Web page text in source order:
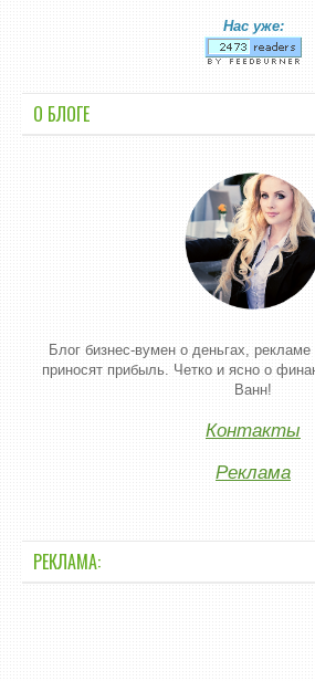
Нас уже:
О БЛОГЕ
Блог бизнес-вумен о деньгах,
приносят прибыль. Четко и ясно о
Ванн!
Контакты
Реклама
РЕКЛАМА: